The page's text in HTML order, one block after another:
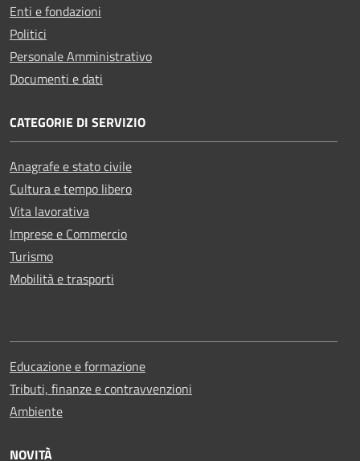
Enti e fondazioni
Politici
Personale Amministrativo
Documenti e dati
CATEGORIE DI SERVIZIO
Anagrafe e stato civile
Cultura e tempo libero
Vita lavorativa
Imprese e Commercio
Turismo
Mobilità e trasporti
Educazione e formazione
Tributi, finanze e contravvenzioni
Ambiente
NOVITÀ